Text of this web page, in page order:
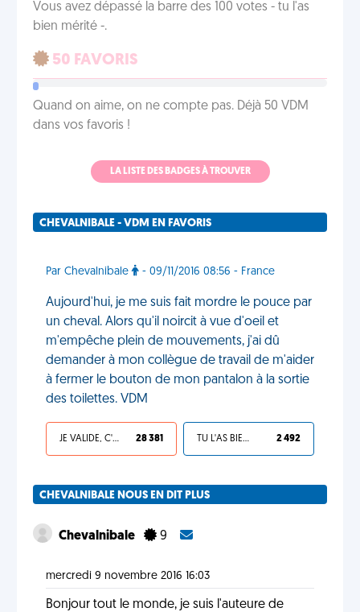
Vous avez dépassé la barre des 100 votes - tu l'as
bien mérité -.
50 FAVORIS
Quand on aime, on ne compte pas. Déjà 50 VDM
dans vos favoris !
LA LISTE DES BADGES À TROUVER
CHEVALNIBALE - VDM EN FAVORIS
Par Chevalnibale - 09/11/2016 08:56 - France
Aujourd'hui, je me suis fait mordre le pouce par
un cheval. Alors qu'il noircit à vue d'oeil et
m'empêche plein de mouvements, j'ai dû
demander à mon collègue de travail de m'aider
à fermer le bouton de mon pantalon à la sortie
des toilettes. VDM
JE VALIDE, C'EST UNE VDM 28 381 TU L'AS BIEN MÉRITÉ 2 492
CHEVALNIBALE NOUS EN DIT PLUS
Chevalnibale 9
mercredi 9 novembre 2016 16:03
Bonjour tout le monde, je suis l'auteure de